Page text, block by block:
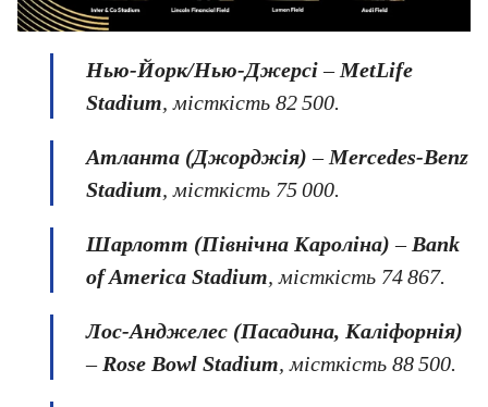
Нью-Йорк/Нью-Джерсі– MetLife
Stadium, місткість 82 500.
Атланта (Джорджія) – Mercedes‑Benz
Stadium, місткість 75 000.
Шарлотт (Північна Кароліна) – Bank
of America Stadium, місткість 74 867.
Лос-Анджелес (Пасадина, Каліфорнія)
– Rose Bowl Stadium, місткість 88 500.